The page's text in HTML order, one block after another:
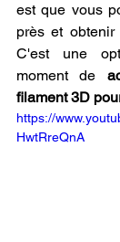
est que vous
près et
C'est une
moment de
filament 3D
https://
HwtRreQnA